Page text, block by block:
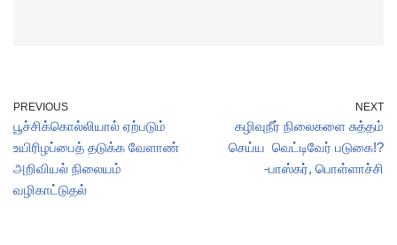
PREVIOUS
பூச்சிக்கொல்லியால் ஏற்படும்
உயிரிழப்பைத் தடுக்க வேளாண்
அறிவியல் நிலையம்
வழிகாட்டுதல்
NEXT
கழிவுநீர் நிலைகளை சுத்தம்
செய்ய வெட்டிவேர் படுகை!?
-பாஸ்கர், பொள்ளாச்சி